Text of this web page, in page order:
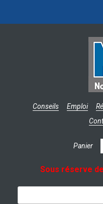
Conseils Emploi
Panier
Sous réserve